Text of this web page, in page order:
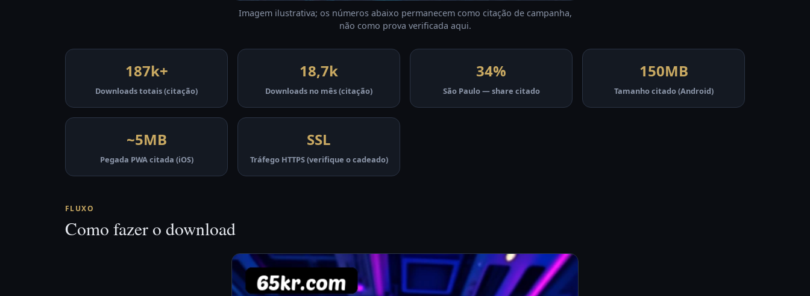
Imagem ilustrativa; os números abaixo permanecem como citação de campanha,
não como prova verificada aqui.
187k+
Downloads totais (citação)
18,7k
Downloads no mês (citação)
34%
São Paulo — share citado
150MB
Tamanho citado (Android)
~5MB
Pegada PWA citada (iOS)
SSL
Tráfego HTTPS (verifique o cadeado)
FLUXO
Como fazer o download